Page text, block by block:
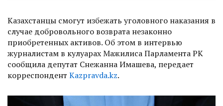
Казахстанцы смогут избежать уголовного наказания в
случае добровольного возврата незаконно
приобретенных активов. Об этом в интервью
журналистам в кулуарах Мажилиса Парламента РК
сообщила депутат Снежанна Имашева, передает
корреспондент Kazpravda.kz.